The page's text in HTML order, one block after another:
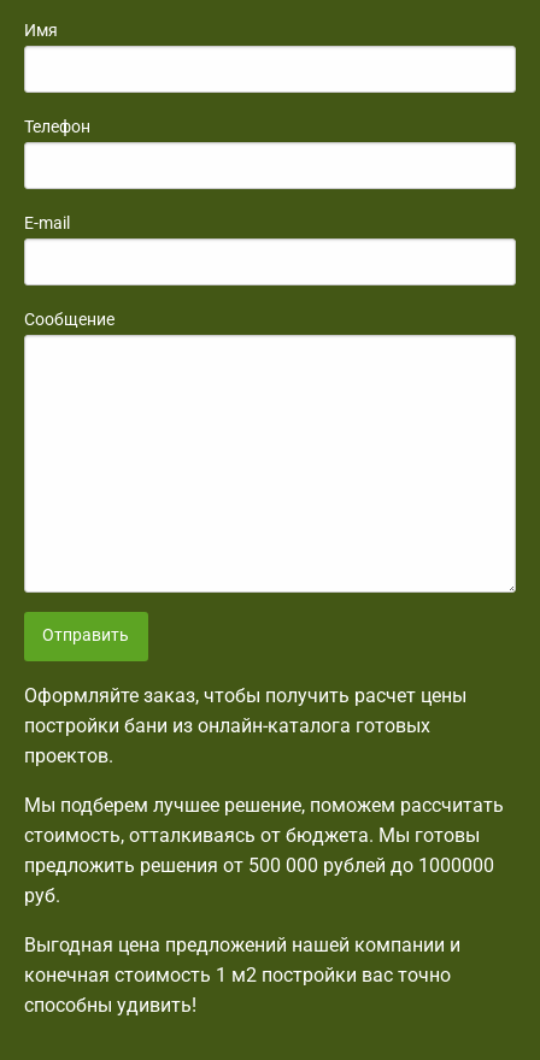
Имя
Телефон
E-mail
Сообщение
Отправить
Оформляйте заказ, чтобы получить расчет цены
постройки бани из онлайн-каталога готовых
проектов.
Мы подберем лучшее решение, поможем рассчитать
стоимость, отталкиваясь от бюджета. Мы готовы
предложить решения от 500 000 рублей до 1000000
руб.
Выгодная цена предложений нашей компании и
конечная стоимость 1 м2 постройки вас точно
способны удивить!